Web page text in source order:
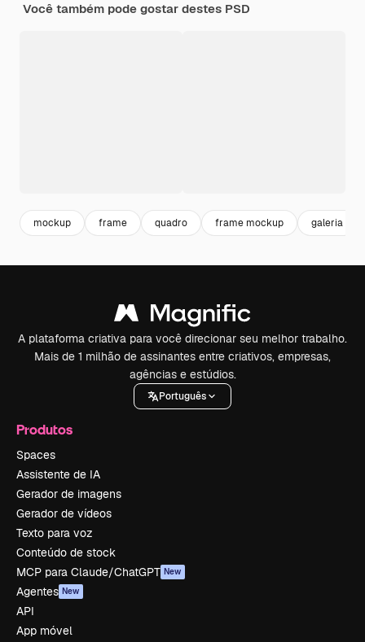
Você também pode gostar destes PSD
mockup frame quadro frame mockup galeria
A plataforma criativa para você direcionar seu melhor trabalho.
Mais de 1 milhão de assinantes entre criativos, empresas,
agências e estúdios.
Português
Produtos
Spaces
Assistente de IA
Gerador de imagens
Gerador de vídeos
Texto para voz
Conteúdo de stock
MCP para Claude/ChatGPT New
Agentes New
API
App móvel